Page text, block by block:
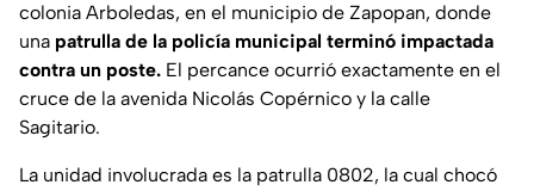
colonia Arboledas, en el municipio de Zapopan, donde
una patrulla de la policía municipal terminó impactada
contra un poste. El percance ocurrió exactamente en el
cruce de la avenida Nicolás Copérnico y la calle
Sagitario.
La unidad involucrada es la patrulla 0802, la cual chocó